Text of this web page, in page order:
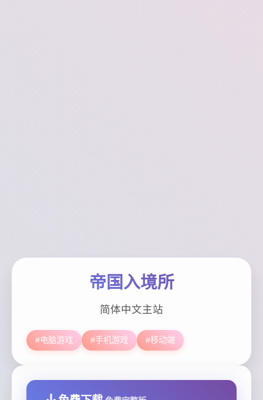
帝国入境所
简体中文主站
#电脑游戏 #手机游戏 #移动端